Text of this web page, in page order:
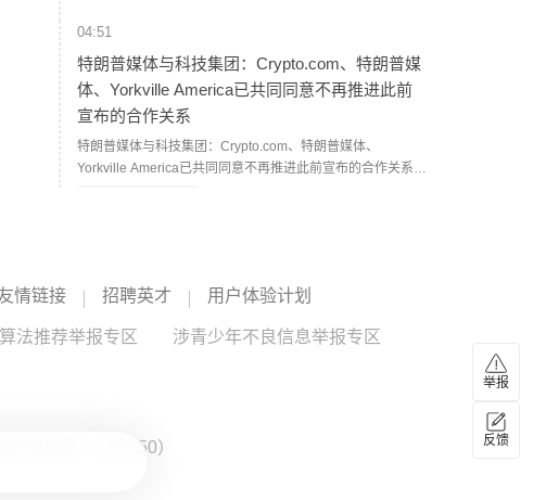
04:51
特朗普媒体与科技集团：Crypto.com、特朗普媒
体、Yorkville America已共同同意不再推进此前
宣布的合作关系
特朗普媒体与科技集团：Crypto.com、特朗普媒体、
Yorkville America已共同同意不再推进此前宣布的合作关系。
当地时间8月7日，西班牙政府宣布，将对来自意大利的航空
和海运旅客实施边境检查，8日零时正式生效，持续至9月7
四年多来最高水平
情链接 招聘英才 用户体验计划
法推荐举报专区
涉青少年不良信息举报专区
书编号：ZX0050）
举报
反馈